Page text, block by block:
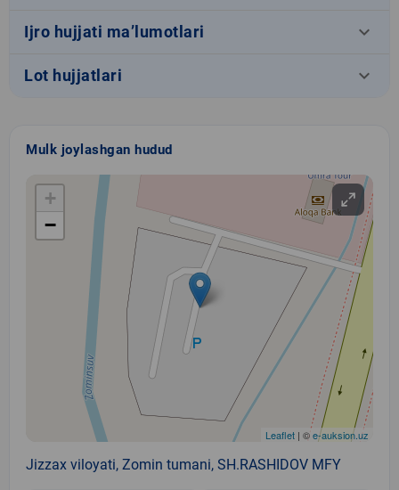
Ijro hujjati ma’lumotlari keyboard_arrow_down
Lot hujjatlari keyboard_arrow_down
Mulk joylashgan hudud
+
−
Leaflet | ©e-auksion.uz
Jizzax viloyati, Zomin tumani, SH.RASHIDOV MFY